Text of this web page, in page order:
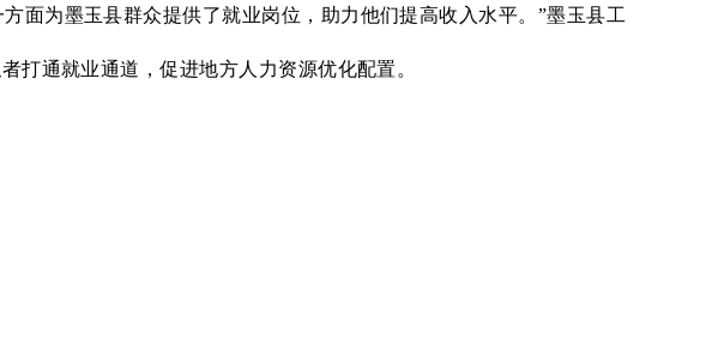
面为墨玉县群众提供了就业岗位，助力他们提高收入水平。”墨玉县工
通就业通道，促进地方人力资源优化配置。